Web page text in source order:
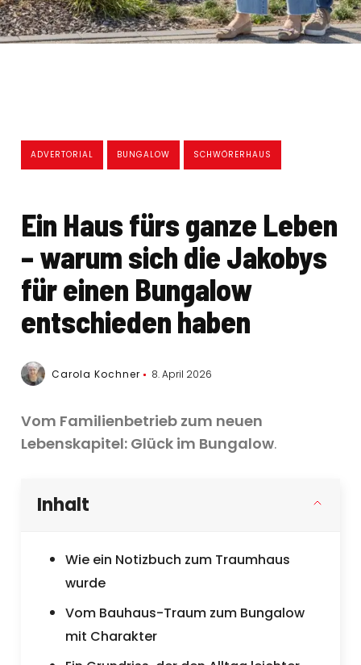
Ein Haus fürs ganze Leben
– warum sich die Jakobys
für einen Bungalow
entschieden haben
Carola Kochner 8. April 2026
Vom Familienbetrieb zum neuen
Lebenskapitel: Glück im Bungalow.
Inhalt
Wie ein Notizbuch zum Traumhaus
wurde
Vom Bauhaus-Traum zum Bungalow
mit Charakter
ADVERTORIAL BUNGALOW SCHWÖRERHAUS